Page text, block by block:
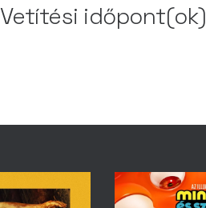
Vetítési időpont(ok)